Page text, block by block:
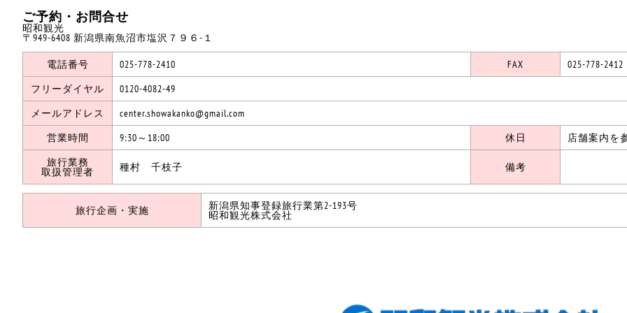
ご予約・お問合せ
昭和観光
〒949-6408 新潟県南魚沼市塩沢７９６-１
電話番号 025-778-2410 FAX
025-778-2412
フリーダイヤル
0120-4082-49
メールアドレス
center.showakanko@gmail.com
営業時間
9:30～18:00 休日
店舗案内を
旅行業務
取扱管理者 種村 千枝子 備考
旅行企画・実施 新潟県知事登録旅行業第2-193号
昭和観光株式会社